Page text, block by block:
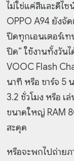
ไม่ใช่แค่สีและดีไ
OPPO A94 ยังจั
ปีดทุกเอนเตอร์เ
ปีด” ใช้งานทั้งวัน
VOOC Flash
นาที หรือ ชาร์จ 5
3.2 ชั่วโมง หรือ เ
ขนาดใหญ่ RAM
สะดุด
หรือจะพกไปถ่าย